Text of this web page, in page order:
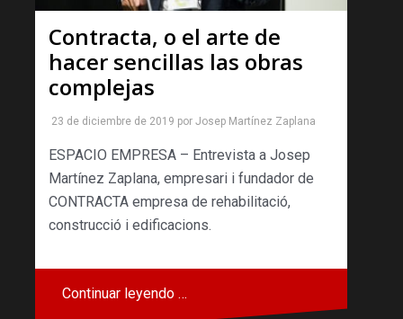
Contracta, o el arte de
hacer sencillas las obras
complejas
23 de diciembre de 2019 por Josep Martínez Zaplana
ESPACIO EMPRESA – Entrevista a Josep
Martínez Zaplana, empresari i fundador de
CONTRACTA empresa de rehabilitació,
construcció i edificacions.
Continuar leyendo …